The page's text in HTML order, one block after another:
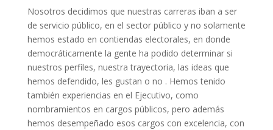
Nosotros decidimos que nuestras carreras iban a ser
de servicio público, en el sector público y no solamente
hemos estado en contiendas electorales, en donde
democráticamente la gente ha podido determinar si
nuestros perfiles, nuestra trayectoria, las ideas que
hemos defendido, les gustan o no . Hemos tenido
también experiencias en el Ejecutivo, como
nombramientos en cargos públicos, pero además
hemos desempeñado esos cargos con excelencia, con